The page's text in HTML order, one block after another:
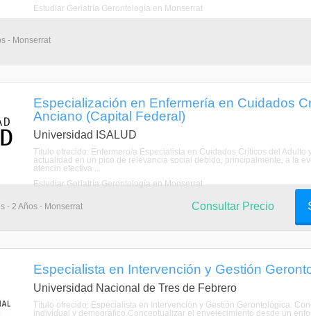
Estudiar Geriatría Gerontología en Monserrat
- Monserrat
Especialización en Enfermería en Cuidados
Anciano (Capital Federal)
Universidad ISALUD
Título ofrecido: Enfermero/a Especialista en Cuidados Críticos del
actualidad en un pico de relevancia social debido, principalmente, a la
atencin efectiva ...
Estudiar Geriatría Gerontología en Monserrat
- 2 Años - Monserrat Consultar Precio
Especialista en Intervención y Gestión
Universidad Nacional de Tres de Febrero
Título ofrecido: Especialista en Intervención y Gestión Gerontológica.
individual y demográfico.Conceptualizar el envejecimiento desde un